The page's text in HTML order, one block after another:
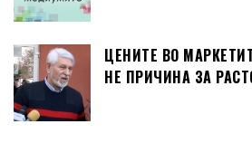
ЦЕНИТЕ ВО
НЕ ПРИЧИНА ЗА